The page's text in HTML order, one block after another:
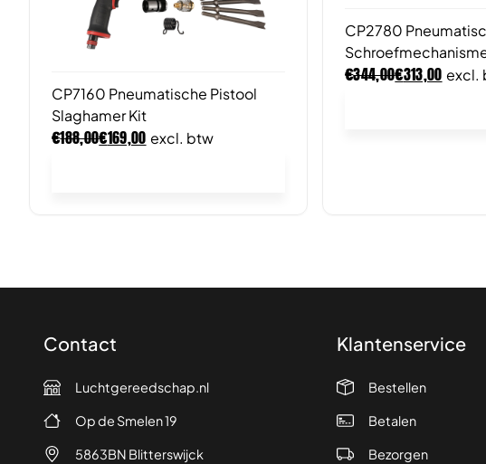
CP7160 Pneumatische Pistool
Slaghamer Kit
€188,00€169,00 excl. btw
CP2780
€344,00€313,00 excl.
Contact
Luchtgereedschap.nl
Op de Smelen 19
5863BN Blitterswijck
Klantenservice
Bestellen
Betalen
Bezorgen